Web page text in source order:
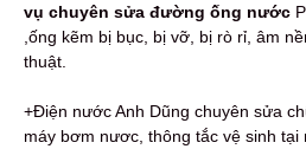
vụ chuyên sửa đường ống nước
,ống kẽm bị bục, bị vỡ, bị rò rỉ, âm
thuật.
+Điện nước Anh Dũng chuyên sửa
máy bơm nươc, thông tắc vệ sinh